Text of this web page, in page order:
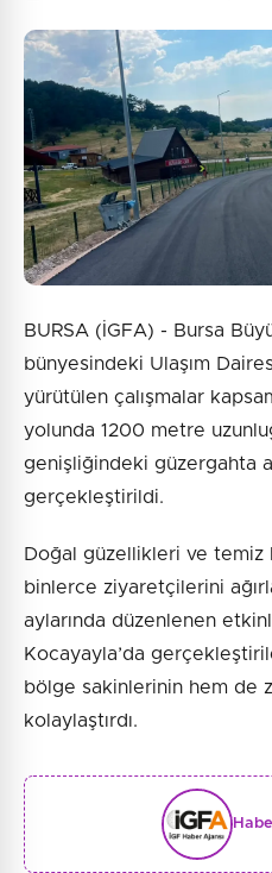
BURSA (İGFA) - Bursa
bünyesindeki Ulaşım
yürütülen çalışmalar
yolunda 1200 metre
genişliğindeki güzergahta
gerçekleştirildi.
Doğal güzellikleri ve temiz
binlerce ziyaretçilerini
aylarında düzenlenen
Kocayayla’da
bölge sakinlerinin hem de
kolaylaştırdı.